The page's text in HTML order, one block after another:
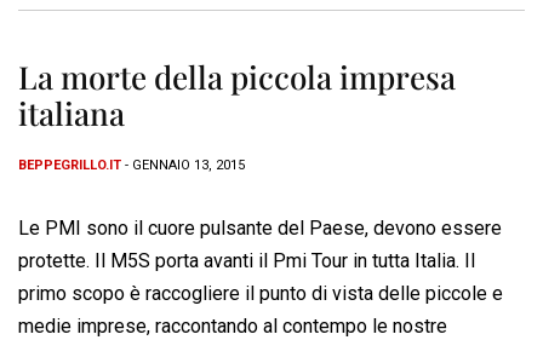
La morte della piccola impresa
italiana
BEPPEGRILLO.IT - GENNAIO 13, 2015
Le PMI sono il cuore pulsante del Paese, devono essere
protette. Il M5S porta avanti il Pmi Tour in tutta Italia. Il
primo scopo è raccogliere il punto di vista delle piccole e
medie imprese, raccontando al contempo le nostre